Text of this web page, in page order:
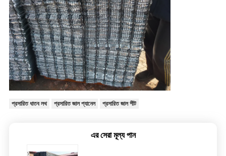
প্রসারিত ধাতব লথ প্রসারিত জাল প্যানেল প্রসারিত জাল শীট
এর সেরা মূল্য পান